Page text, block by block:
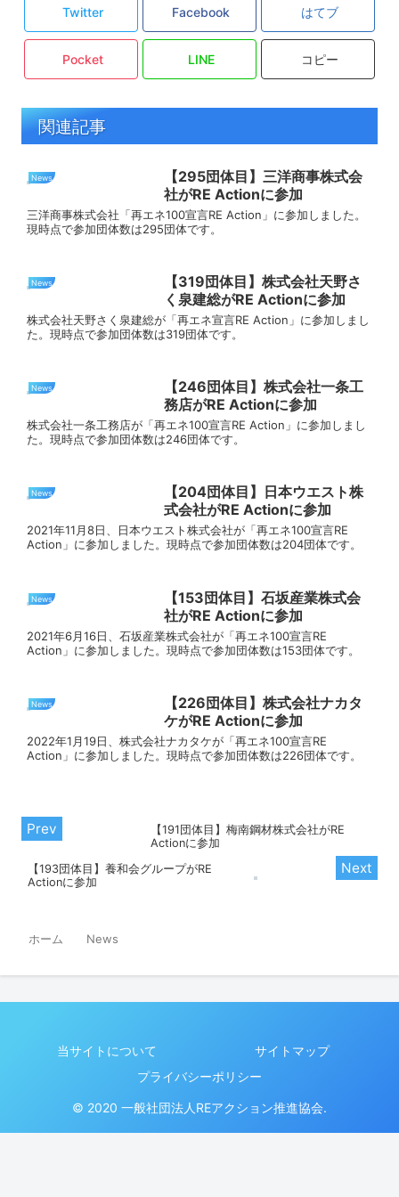
Twitter Facebook はてブ
Pocket LINE コピー
関連記事
News
【295団体目】三洋商事株式会
社がRE Actionに参加
三洋商事株式会社「再エネ100宣言RE Action」に参加しました。
現時点で参加団体数は295団体です。
News
【319団体目】株式会社天野さ
く泉建総がRE Actionに参加
株式会社天野さく泉建総が「再エネ宣言RE Action」に参加しまし
た。現時点で参加団体数は319団体です。
News
【246団体目】株式会社一条工
務店がRE Actionに参加
株式会社一条工務店が「再エネ100宣言RE Action」に参加しまし
た。現時点で参加団体数は246団体です。
News
【204団体目】日本ウエスト株
式会社がRE Actionに参加
2021年11月8日、日本ウエスト株式会社が「再エネ100宣言RE
Action」に参加しました。現時点で参加団体数は204団体です。
News
【153団体目】石坂産業株式会
社がRE Actionに参加
2021年6月16日、石坂産業株式会社が「再エネ100宣言RE
Action」に参加しました。現時点で参加団体数は153団体です。
News
【226団体目】株式会社ナカタ
ケがRE Actionに参加
2022年1月19日、株式会社ナカタケが「再エネ100宣言RE
Action」に参加しました。現時点で参加団体数は226団体です。
【191団体目】梅南鋼材株式会社がRE
Actionに参加
【193団体目】養和会グループがRE
Actionに参加
ホーム News
当サイトについて
サイトマップ
プライバシーポリシー
© 2020 一般社団法人REアクション推進協会.